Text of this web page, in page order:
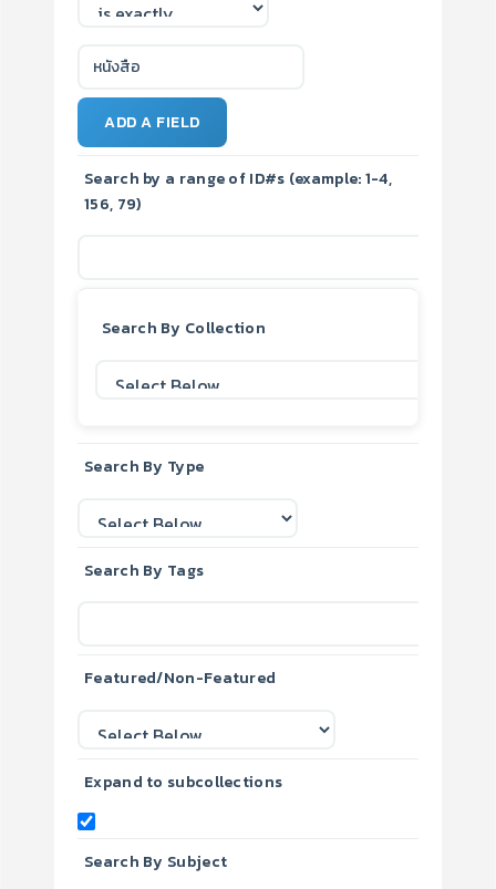
ADD A FIELD
Search by a range of ID#s (example: 1-4,
156, 79)
Search By Collection
Search By Type
Search By Tags
Featured/Non-Featured
Expand to subcollections
Search By Subject